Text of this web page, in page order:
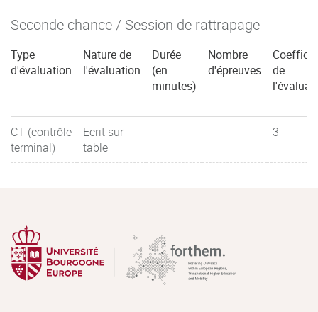
Seconde chance / Session de rattrapage
Type
d'évaluation
Nature de
l'évaluation
Durée
(en
minutes)
Nombre
d'épreuves
de
CT (contrôle
terminal)
Ecrit sur
table
3